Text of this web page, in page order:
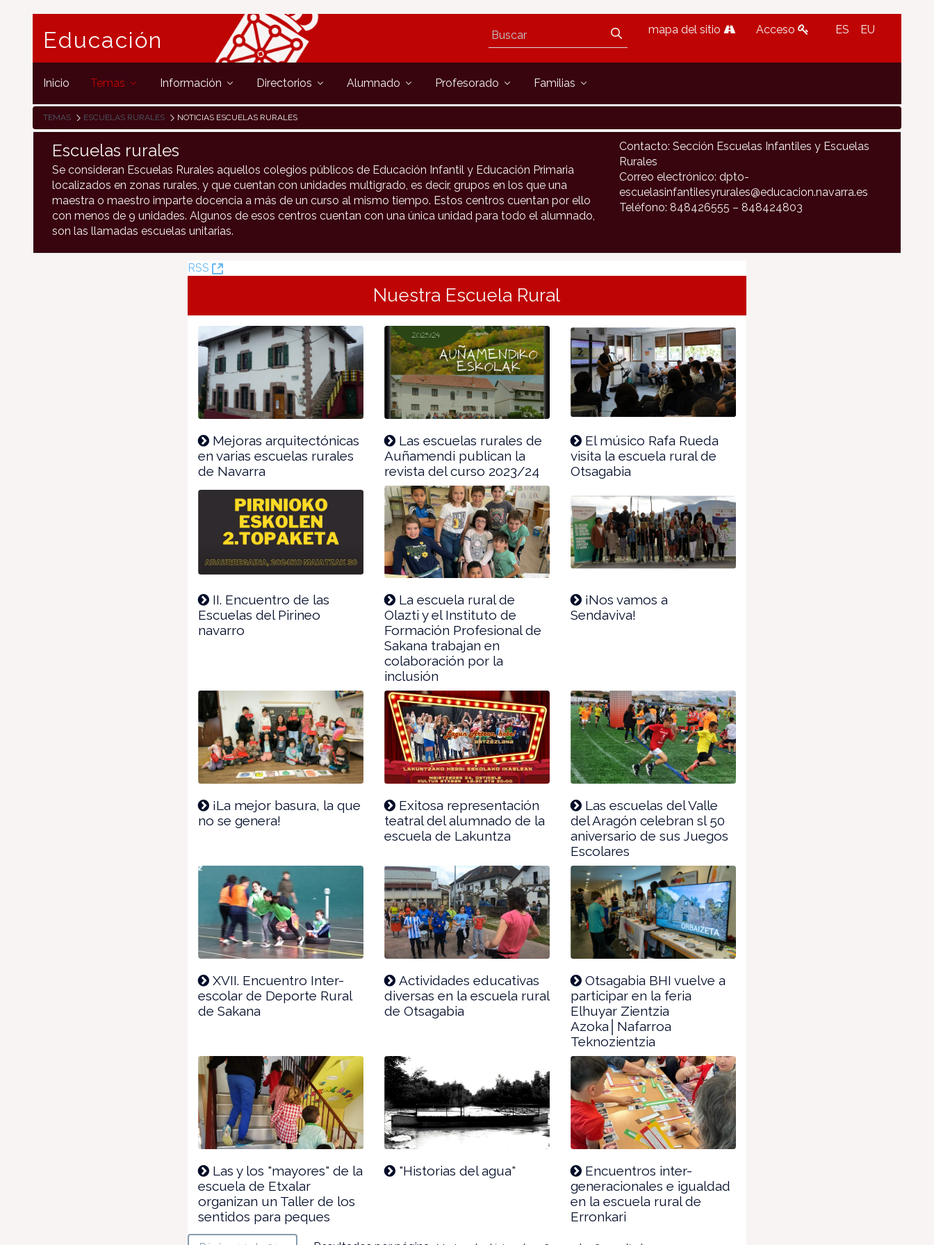
Educación mapa del sitio Acceso ES EU
Inicio Temas Información Directorios Alumnado Profesorado Familias
TEMAS ESCUELAS RURALES NOTICIAS ESCUELAS RURALES
Escuelas rurales
Se consideran Escuelas Rurales aquellos colegios públicos de Educación Infantil y Educación Primaria
localizados en zonas rurales, y que cuentan con unidades multigrado, es decir, grupos en los que una
maestra o maestro imparte docencia a más de un curso al mismo tiempo. Estos centros cuentan por ello
con menos de 9 unidades. Algunos de esos centros cuentan con una única unidad para todo el alumnado,
son las llamadas escuelas unitarias.
Contacto: Sección Escuelas Infantiles y Escuelas
Rurales
Correo electrónico: dpto-
escuelasinfantilesyrurales@educacion.navarra.es
Teléfono: 848426555 – 848424803
RSS
(Abre
ventana)
Nuestra Escuela Rural
Mejoras arquitectónicas
en varias escuelas rurales
de Navarra
Las escuelas rurales de
Auñamendi publican la
revista del curso 2023/24
El músico Rafa Rueda
visita la escuela rural de
Otsagabia
II. Encuentro de las
Escuelas del Pirineo
navarro
La escuela rural de
Olazti y el Instituto de
Formación Profesional de
Sakana trabajan en
colaboración por la
inclusión
¡Nos vamos a
Sendaviva!
¡La mejor basura, la que
no se genera!
Exitosa representación
teatral del alumnado de la
escuela de Lakuntza
Las escuelas del Valle
del Aragón celebran sl 50
aniversario de sus Juegos
Escolares
XVII. Encuentro Inter-
escolar de Deporte Rural
de Sakana
Actividades educativas
diversas en la escuela rural
de Otsagabia
Otsagabia BHI vuelve a
participar en la feria
Elhuyar Zientzia
Azoka│Nafarroa
Teknozientzia
Las y los "mayores" de la
escuela de Etxalar
organizan un Taller de los
sentidos para peques
"Historias del agua"
Encuentros inter-
generacionales e igualdad
en la escuela rural de
Erronkari